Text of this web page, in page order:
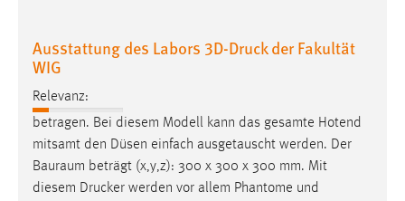
Ausstattung des Labors 3D-Druck der Fakultät
WIG
Relevanz:
betragen. Bei diesem Modell kann das gesamte Hotend
mitsamt den Düsen einfach ausgetauscht werden. Der
Bauraum beträgt (x,y,z): 300 x 300 x 300 mm. Mit
diesem Drucker werden vor allem Phantome und